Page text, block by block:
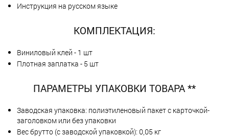
Инструкция на русском языке
КОМПЛЕКТАЦИЯ:
Виниловый клей - 1 шт
Плотная заплатка - 5 шт
ПАРАМЕТРЫ УПАКОВКИ ТОВАРА **
Заводская упаковка: полиэтиленовый пакет с карточкой-
заголовком или без упаковки
Вес брутто (с заводской упаковкой): 0,05 кг